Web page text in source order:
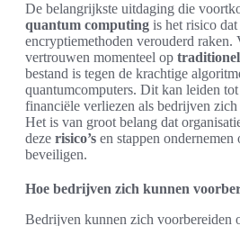
De belangrijkste uitdaging die
quantum computing is het risico dat
encryptiemethoden verouderd raken.
vertrouwen momenteel op
bestand is tegen de krachtige
quantumcomputers. Dit kan leiden
financiële verliezen als bedrijven zich
Het is van groot belang dat
deze risico’s en stappen ondernemen
beveiligen.
Hoe bedrijven zich kunnen
Bedrijven kunnen zich voorbereiden